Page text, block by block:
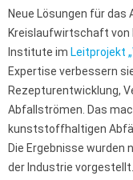
Neue Lösungen für
Kreislaufwirtschaft
Institute im Leitprojekt
Expertise verbessern
Rezepturentwicklung,
Abfallströmen. Das
kunststoffhaltigen
Die Ergebnisse
der Industrie vorgestellt.